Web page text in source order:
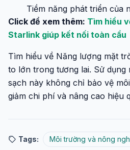
Tiềm năng phát triển của
Click để xem thêm: Tìm hiểu
Starlink giúp kết nối toàn cầu
Tìm hiểu về Năng lượng mặt
to lớn trong tương lai. Sử dụng
sạch này không chỉ bảo vệ
giảm chi phí và nâng cao hiệu
Tags: Môi trường và nông